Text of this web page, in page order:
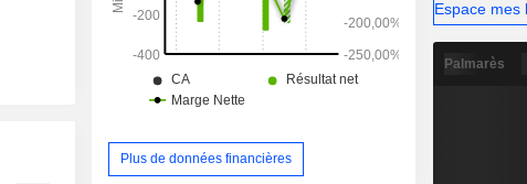
Plus de données financières
Espace mes
Palmarès